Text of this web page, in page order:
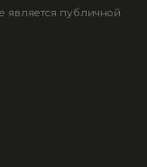
является публичной